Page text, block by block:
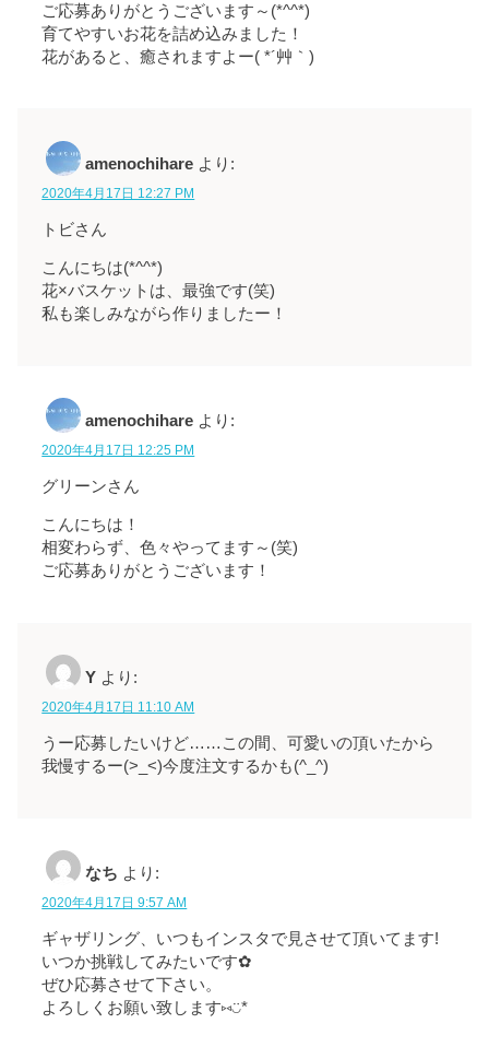
ご応募ありがとうございます～(*^^*)
育てやすいお花を詰め込みました！
花があると、癒されますよー( *´艸｀)
amenochihare より:
2020年4月17日 12:27 PM
トビさん
こんにちは(*^^*)
花×バスケットは、最強です(笑)
私も楽しみながら作りましたー！
amenochihare より:
2020年4月17日 12:25 PM
グリーンさん
こんにちは！
相変わらず、色々やってます～(笑)
ご応募ありがとうございます！
Y より:
2020年4月17日 11:10 AM
うー応募したいけど……この間、可愛いの頂いたから
我慢するー(>_<)今度注文するかも(^_^)
なち より:
2020年4月17日 9:57 AM
ギャザリング、いつもインスタで見させて頂いてます!
いつか挑戦してみたいです✿
ぜひ応募させて下さい。
よろしくお願い致します⑅◡̈*